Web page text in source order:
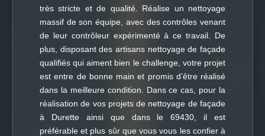
très stricte et de qualité. Réalise un nettoyage
massif de son équipe, avec des contrôles venant
de leur contrôleur expérimenté à ce travail. De
plus, disposant des artisans nettoyage de façade
qualifiés qui aiment bien le challenge, votre projet
est entre de bonne main et promis d’être réalisé
dans la meilleure condition. Dans ce cas, pour la
réalisation de vos projets de nettoyage de façade
à Durette ainsi que dans le 69430, il est
préférable et plus sûr que vous vous les confier à